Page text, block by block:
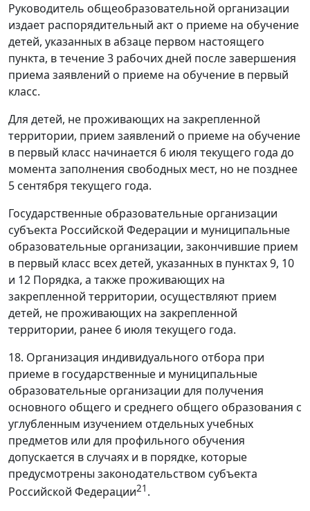
Руководитель общеобразовательной организации
издает распорядительный акт о приеме на обучение
детей, указанных в абзаце первом настоящего
пункта, в течение 3 рабочих дней после завершения
приема заявлений о приеме на обучение в первый
класс.
Для детей, не проживающих на закрепленной
территории, прием заявлений о приеме на обучение
в первый класс начинается 6 июля текущего года до
момента заполнения свободных мест, но не позднее
5 сентября текущего года.
Государственные образовательные организации
субъекта Российской Федерации и муниципальные
образовательные организации, закончившие прием
в первый класс всех детей, указанных в пунктах 9, 10
и 12 Порядка, а также проживающих на
закрепленной территории, осуществляют прием
детей, не проживающих на закрепленной
территории, ранее 6 июля текущего года.
18. Организация индивидуального отбора при
приеме в государственные и муниципальные
образовательные организации для получения
основного общего и среднего общего образования с
углубленным изучением отдельных учебных
предметов или для профильного обучения
допускается в случаях и в порядке, которые
предусмотрены законодательством субъекта
Российской Федерации21 .